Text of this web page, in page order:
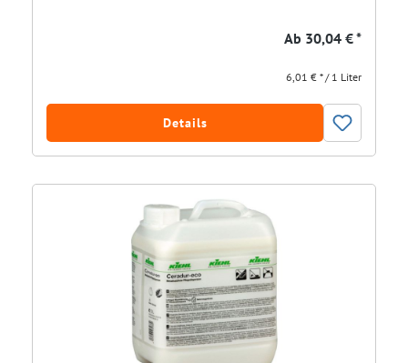
Ab 30,04 € *
6,01 € * / 1 Liter
Details